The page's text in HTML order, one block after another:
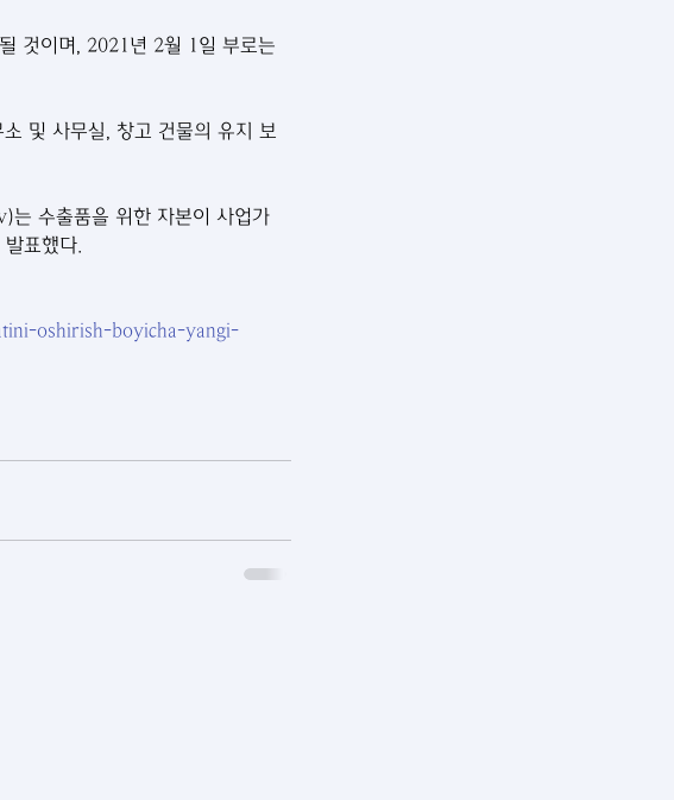
것이며, 2021년 2월 1일 부로는
및 사무실, 창고 건물의 유지 보
는 수출품을 위한 자본이 사업가
표했다.
oshirish-boyicha-yangi-